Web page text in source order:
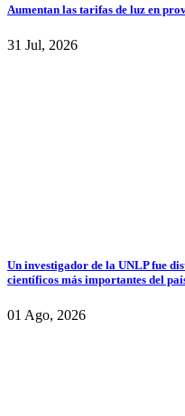
Aumentan las tarifas de luz en
31 Jul, 2026
Un investigador de la UNLP fue
científicos más importantes del
01 Ago, 2026